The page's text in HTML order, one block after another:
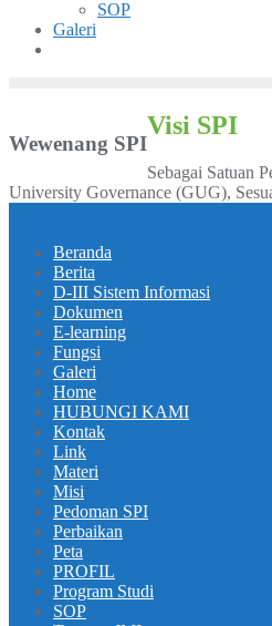
SOP
Galeri
Wewenang SPI
Visi SPI
Sebagai Satuan
University Governance (GUG),
Beranda
Berita
D-III Sistem Informasi
Dokumen
E-learning
Fungsi
Galeri
Home
HUBUNGI KAMI
Kontak
Link
Materi
Misi
Pedoman SPI
Perbaikan
Peta
PROFIL
Program Studi
SOP